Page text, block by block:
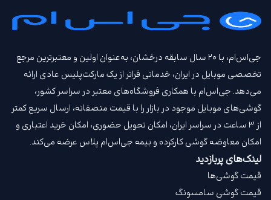
جی‌اس‌ام، با ۲۰ سال سابقه درخشان، به‌عنوان اولین و معتبرترین مرجع
تخصصی موبایل در ایران، خدماتی فراتر از یک مارکت‌پلیس عادی ارائه
می‌دهد. جی‌اس‌ام با همکاری فروشگاه‌های معتبر در سراسر کشور،
گوشی‌های موبایل موجود در بازار را با قیمت‌ منصفانه، ارسال سریع کمتر
از ۳ ساعت در سراسر ایران، امکان تحویل حضوری، امکان خرید اعتباری و
امکان معاوضه گوشی کارکرده و بیمه جی‌اس‌ام‌ پلاس عرضه می‌کند.
لینک‌های پربازدید
قیمت گوشی‌ها
قیمت گوشی سامسونگ